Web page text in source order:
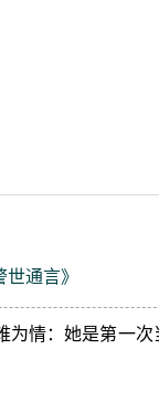
通言》
为情：她是第一